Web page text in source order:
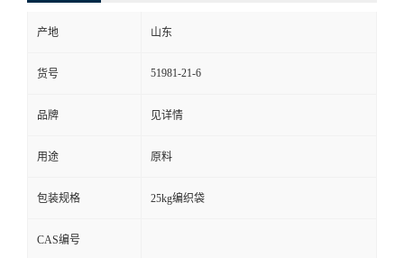
产地 山东
货号 51981-21-6
品牌 见详情
用途 原料
包装规格 25kg编织袋
CAS编号